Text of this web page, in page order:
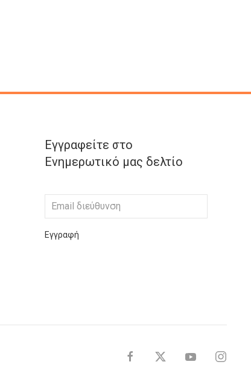
Εγγραφείτε στο
Ενημερωτικό μας δελτίο
Εγγραφή